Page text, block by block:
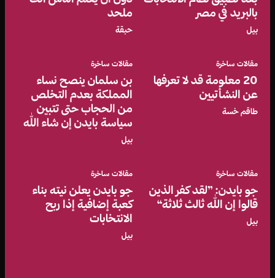
بالبريد في مصر
بيل
ملحد
حبقة
مقالات ساخرة
20 معلومة قد لا تعرفها
عن النشأتيين
طاقم خسة
مقالات ساخرة
بن سلمان ينصح نساء
المملكة بعدم التخلص
من الحجاب حتى تتبين
سياسة بايدن إن شاء الله
بيل
مقالات ساخرة
جو بايدن: ”لقد كفر الذين
قالوا إن الله ثالث ثلاثة“
بيل
مقالات ساخرة
جو بايدن يعلن نيته بناء
كعبة إضافية إذا ربح
الانتخابات
بيل